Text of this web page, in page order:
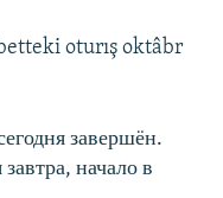
oturış oktâbr
завершён.
начало в